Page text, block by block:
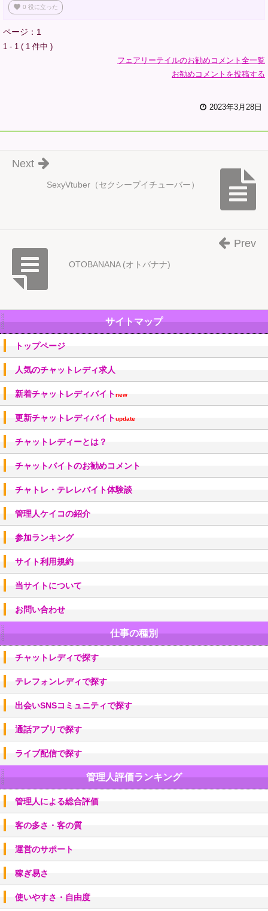
favorite 0 役に立った
ページ：1
1 - 1 ( 1 件中 )
フェアリーテイルのお勧めコメント全一覧
お勧めコメントを投稿する
2023年3月28日
SexyVtuber（セクシーブイチューバー）
Next
OTOBANANA (オトバナナ)
Prev
サイトマップ
トップページ
人気のチャットレディ求人
新着チャットレディバイトnew
更新チャットレディバイトupdate
チャットレディーとは？
チャットバイトのお勧めコメント
チャトレ・テレレバイト体験談
管理人ケイコの紹介
参加ランキング
サイト利用規約
当サイトについて
お問い合わせ
仕事の種別
チャットレディで探す
テレフォンレディで探す
出会いSNSコミュニティで探す
通話アプリで探す
ライブ配信で探す
管理人評価ランキング
管理人による総合評価
客の多さ・客の質
運営のサポート
稼ぎ易さ
使いやすさ・自由度